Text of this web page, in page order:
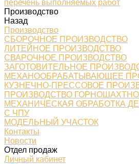
перечень выполняемых работ
Производство
Назад
Производство
СБОРОЧНОЕ ПРОИЗВОДСТВО
ЛИТЕЙНОЕ ПРОИЗВОДСТВО
СВАРОЧНОЕ ПРОИЗВОДСТВО
ЗАГОТОВИТЕЛЬНОЕ
МЕХАНООБРАБАТЫВАЮЩЕЕ
КУЗНЕЧНО-ПРЕССОВОЕ
ПРОИЗВОДСТВО
МЕХАНИЧЕСКАЯ ОБРАБОТКА
С ЧПУ
МОДЕЛЬНЫЙ УЧАСТОК
Контакты
Новости
Отдел продаж
Личный кабинет